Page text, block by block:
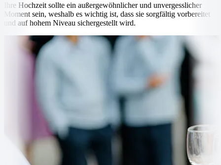
Ihre Hochzeit sollte ein außergewöhnlicher und unvergesslicher
Moment sein, weshalb es wichtig ist, dass sie sorgfältig vorbereitet
und auf hohem Niveau sichergestellt wird.